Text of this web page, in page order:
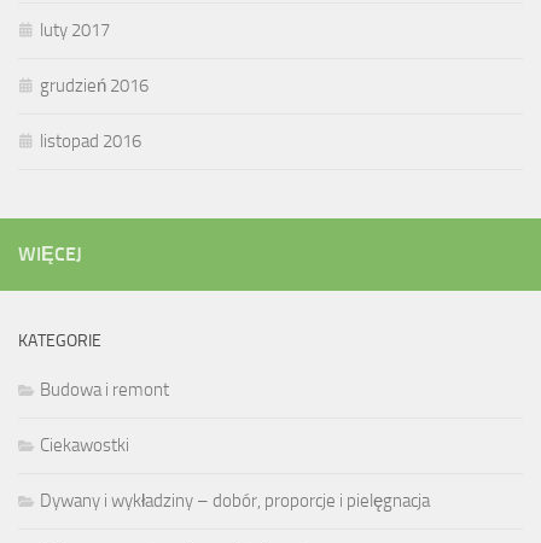
luty 2017
grudzień 2016
listopad 2016
WIĘCEJ
KATEGORIE
Budowa i remont
Ciekawostki
Dywany i wykładziny – dobór, proporcje i pielęgnacja